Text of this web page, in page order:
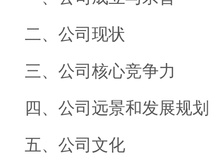
二、公司现状
三、公司核心竞争力
四、公司远景和发展规划
五、公司文化